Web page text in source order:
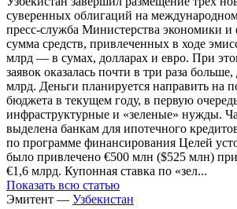
суверенных облигаций на
пресс-служба Министерства экономики
сумма средств, привлеченных в ходе
млрд — в сумах, долларах и евро. При
заявок оказалась почти в три раза
млрд. Деньги планируется направить на
бюджета в текущем году, в первую
инфраструктурные и «зеленые» нужды.
выделена банкам для ипотечного
по программе финансирования Целей
было привлечено €500 млн ($525 млн) при
€1,6 млрд. Купонная ставка по «зел...
Показать всю статью
Эмитент — Узбекистан